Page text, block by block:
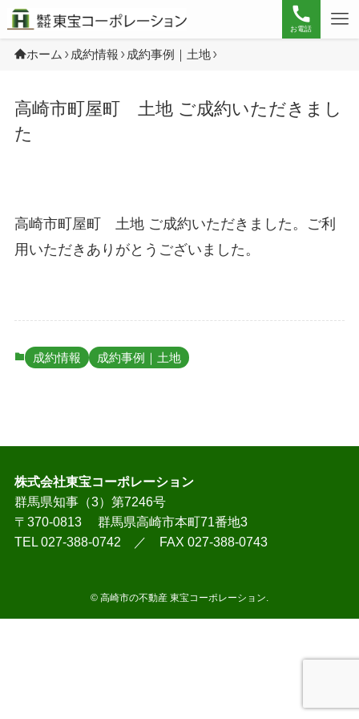
お電話
ホーム 成約情報 成約事例｜土地
高崎市町屋町 土地 ご成約いただきまし
た
高崎市町屋町 土地 ご成約いただきました。ご利
用いただきありがとうございました。
成約情報 成約事例｜土地
株式会社東宝コーポレーション
群馬県知事（3）第7246号
〒370-0813 群馬県高崎市本町71番地3
TEL 027-388-0742 ／ FAX 027-388-0743
© 高崎市の不動産 東宝コーポレーション.